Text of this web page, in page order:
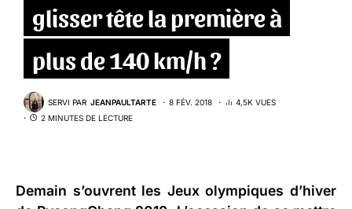
glisser tête la première à
plus de 140 km/h ?
SERVI PAR JEANPAULTARTE 8 FÉV. 2018
4,5K VUES
2 MINUTES DE LECTURE
Demain s’ouvrent les Jeux olympiques d’hiver